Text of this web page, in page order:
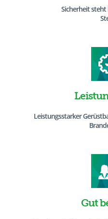
Sicherheit steht
Leistungsstarker
Gut